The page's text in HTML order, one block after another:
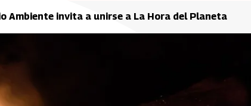
Ambiente invita a unirse a La Hora del Planeta